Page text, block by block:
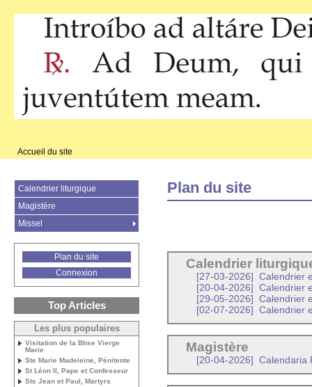
Accueil du site
Plan du site
Calendrier
[27-03-2026]
Calendrier
[20-04-2026]
Calendrier
[29-05-2026]
Calendrier
[02-07-2026]
Calendrier
Magistère
[20-04-2026] Calendaria
Calendrier liturgique
Magistère
Missel
Plan du site
Connexion
Top Articles
Les plus populaires
Visitation de la Bhse Vierge
Marie
Ste Marie Madeleine, Pénitente
St Léon II, Pape et Confesseur
Sts Jean et Paul, Martyrs